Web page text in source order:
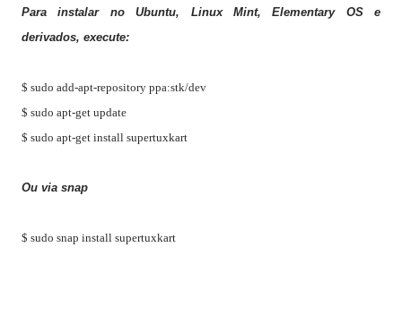
Para instalar no Ubuntu, Linux Mint, Elementary OS e
derivados, execute:
$ sudo add-apt-repository ppa:stk/dev
$ sudo apt-get update
$ sudo apt-get install supertuxkart
Ou via snap
$ sudo snap install supertuxkart